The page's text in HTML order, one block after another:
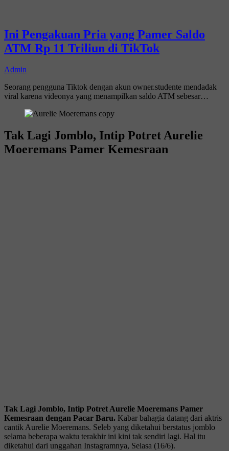
Ini Pengakuan Pria yang Pamer Saldo
ATM Rp 11 Triliun di TikTok
Admin
Seorang pengguna Tiktok dengan akun owner.studente mendadak
viral karena videonya yang menampilkan saldo ATM sebesar…
Tak Lagi Jomblo, Intip Potret Aurelie
Moeremans Pamer Kemesraan
Tak Lagi Jomblo, Intip Potret Aurelie Moeremans Pamer
Kemesraan dengan Pacar Baru. Kabar bahagia datang dari aktris
cantik Aurelie Moeremans. Seleb yang diketahui berstatus jomblo
selama beberapa waktu terakhir ini kini tak sendiri lagi. Hal itu
diketahui dari unggahan Instagramnya, Selasa (16/6).